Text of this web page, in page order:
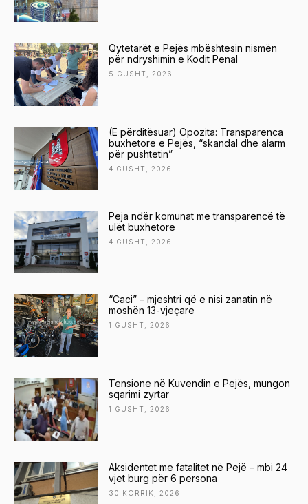
Qytetarët e Pejës mbështesin nismën
për ndryshimin e Kodit Penal
5 GUSHT, 2026
(E përditësuar) Opozita: Transparenca
buxhetore e Pejës, “skandal dhe alarm
për pushtetin”
4 GUSHT, 2026
Peja ndër komunat me transparencë të
ulët buxhetore
4 GUSHT, 2026
“Caci” – mjeshtri që e nisi zanatin në
moshën 13-vjeçare
1 GUSHT, 2026
Tensione në Kuvendin e Pejës, mungon
sqarimi zyrtar
1 GUSHT, 2026
Aksidentet me fatalitet në Pejë – mbi 24
vjet burg për 6 persona
30 KORRIK, 2026